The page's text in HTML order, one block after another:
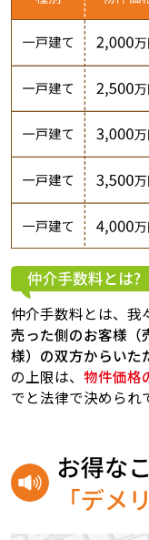
仲介手数料とは、我
売った側のお客様（
様）の双方からいた
の上限は、 物件価格
でと法律で決められ